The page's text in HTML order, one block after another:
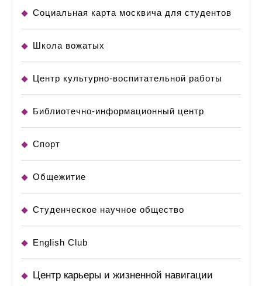
Социальная карта москвича для студентов
Школа вожатых
Центр культурно-воспитательной работы
Библиотечно-информационный центр
Спорт
Общежитие
Студенческое научное общество
English Club
Центр карьеры и жизненной навигации